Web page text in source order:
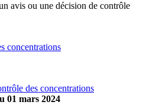
avis ou une décision de contrôle
concentrations
des concentrations
01 mars 2024